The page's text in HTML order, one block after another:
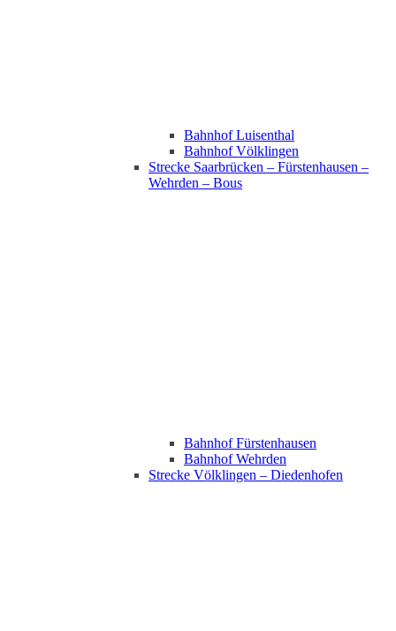
Bahnhof Luisenthal
Bahnhof Völklingen
Strecke Saarbrücken – Fürstenhausen –
Wehrden – Bous
Bahnhof Fürstenhausen
Bahnhof Wehrden
Strecke Völklingen – Diedenhofen